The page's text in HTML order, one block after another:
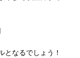
となるでしょう！